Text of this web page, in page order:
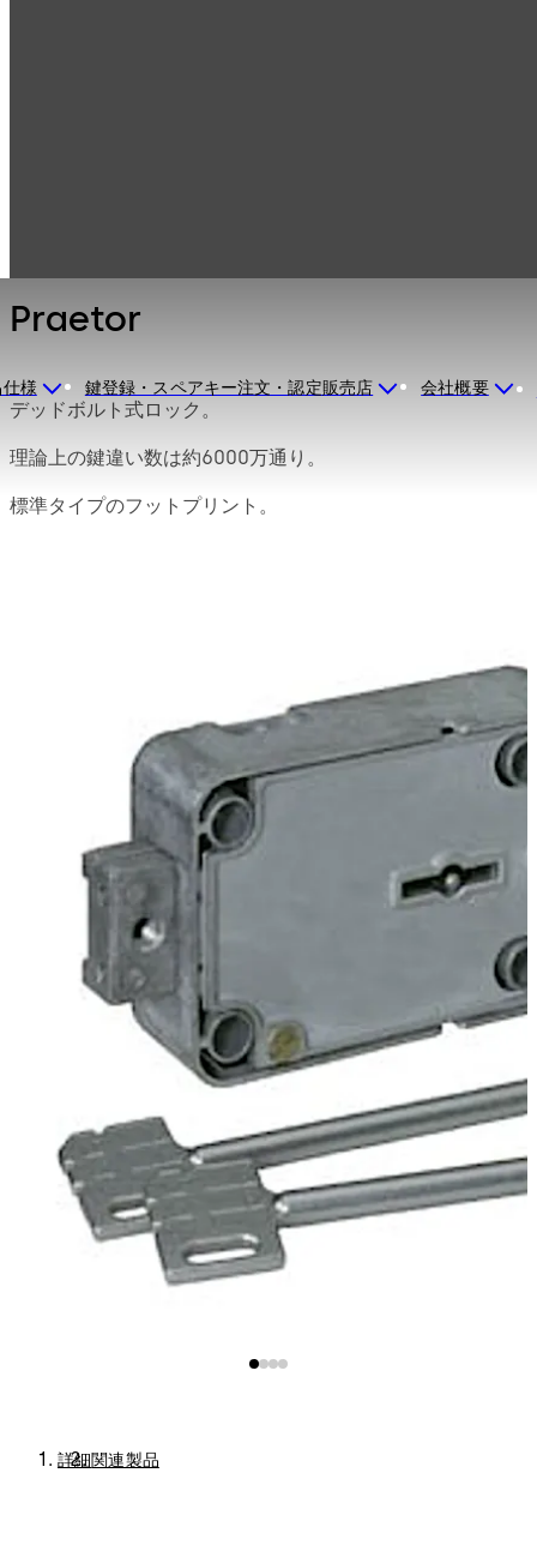
様 鍵登録・スペアキー注文・認定販売店 会社概要
Praetor
デッドボルト式ロック。
理論上の鍵違い数は約6000万通り。
標準タイプのフットプリント。
前に進む
詳細関連製品